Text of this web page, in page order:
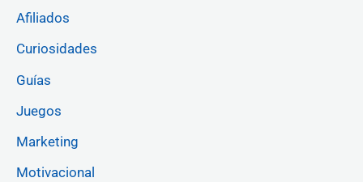
Afiliados
Curiosidades
Guías
Juegos
Marketing
Motivacional